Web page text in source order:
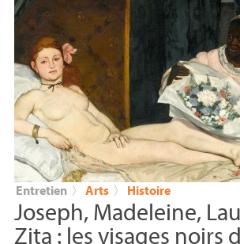
Entretien 〉 Arts 〉 Histoire
Joseph, Madeleine,
Zita : les visages noirs